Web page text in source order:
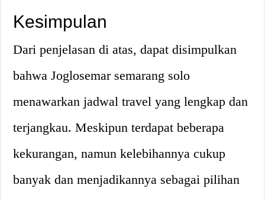
Kesimpulan
Dari penjelasan di atas, dapat disimpulkan
bahwa Joglosemar semarang solo
menawarkan jadwal travel yang lengkap dan
terjangkau. Meskipun terdapat beberapa
kekurangan, namun kelebihannya cukup
banyak dan menjadikannya sebagai pilihan